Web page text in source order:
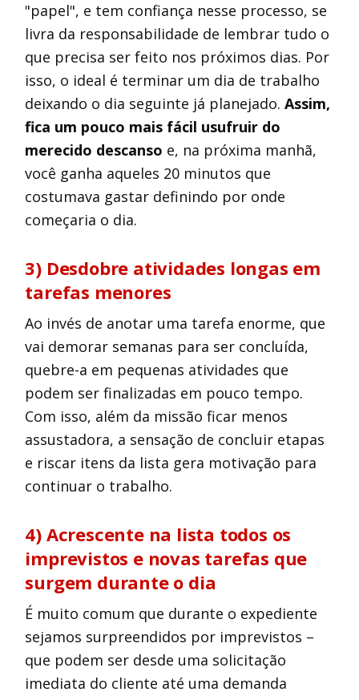
"papel", e tem confiança nesse processo, se
livra da responsabilidade de lembrar tudo o
que precisa ser feito nos próximos dias. Por
isso, o ideal é terminar um dia de trabalho
deixando o dia seguinte já planejado.Assim,
fica um pouco mais fácil usufruir do
merecido descanso e, na próxima manhã,
você ganha aqueles 20 minutos que
costumava gastar definindo por onde
começaria o dia.
3) Desdobre atividades longas em
tarefas menores
Ao invés de anotar uma tarefa enorme, que
vai demorar semanas para ser concluída,
quebre-a em pequenas atividades que
podem ser finalizadas em pouco tempo.
Com isso, além da missão ficar menos
assustadora, a sensação de concluir etapas
e riscar itens da lista gera motivação para
continuar o trabalho.
4) Acrescente na lista todos os
imprevistos e novas tarefas que
surgem durante o dia
É muito comum que durante o expediente
sejamos surpreendidos por imprevistos –
que podem ser desde uma solicitação
imediata do cliente até uma demanda